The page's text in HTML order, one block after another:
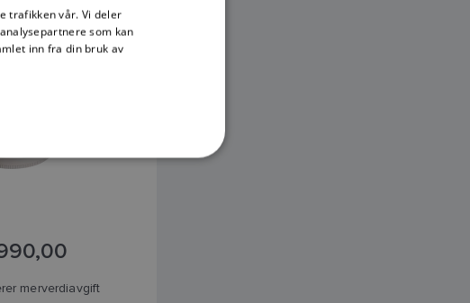
T70327
merverdiavgift
trafikken vår. Vi deler
som kan
inn fra din bruk av